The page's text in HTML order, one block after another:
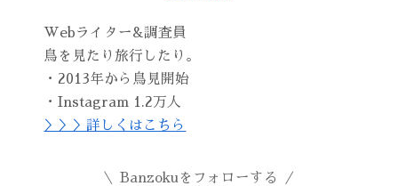
Webライター&調査員
鳥を見たり旅行したり。
・2013年から鳥見開始
・Instagram 1.2万人
＞＞＞詳しくはこちら
Banzokuをフォローする